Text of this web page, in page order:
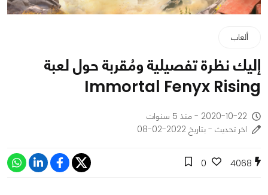
ألعاب
إليك نظرة تفصيلية ومُقربة حول لعبة
Immortal Fenyx Rising
2020-10-22 - منذ 5 سنوات
اخر تحديث - بتاريخ 2022-02-08
4068
0